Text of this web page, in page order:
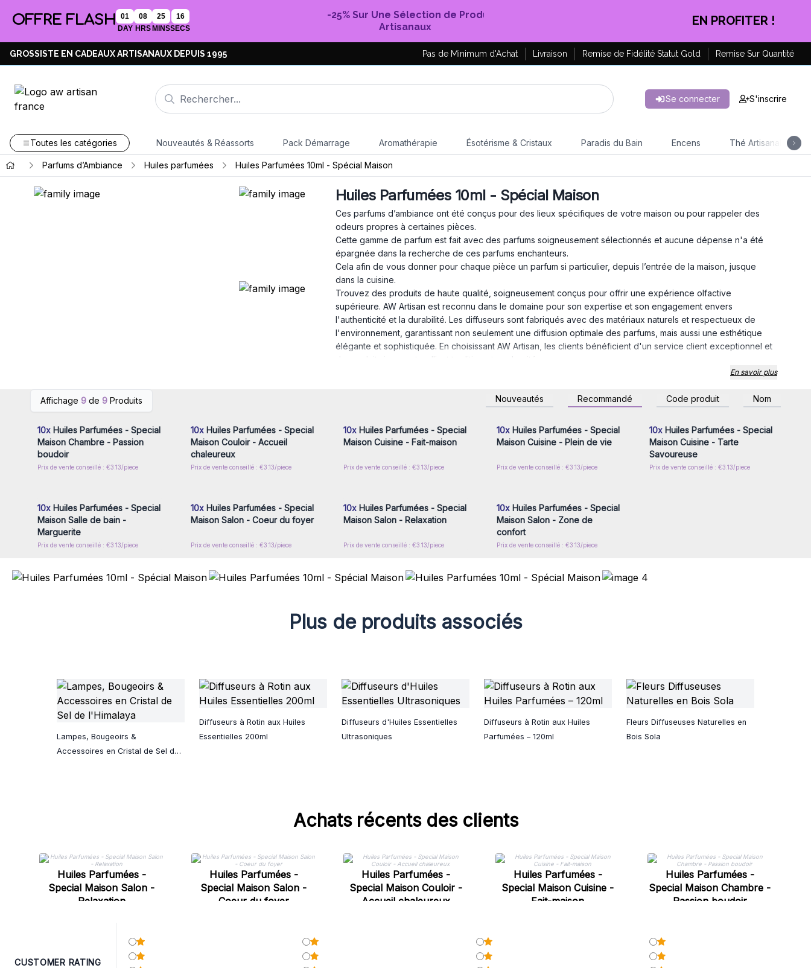
OFFRE FLASH
01
DAY
08
HRS
25
MINS
15
SECS
-25% Sur Une Sélection de Produits
Artisanaux
CLIQUEZ ICI
GROSSISTE EN CADEAUX ARTISANAUX DEPUIS 1995 Pas de Minimum d'Achat Livraison Remise de Fidélité Statut Gold Remise Sur Quantité
Se connecter S'inscrire
Toutes les catégories Nouveautés & Réassorts Pack Démarrage Aromathérapie Ésotérisme & Cristaux Paradis du Bain Encens Thé Artisanal
Parfums d’Ambiance Huiles parfumées Huiles Parfumées 10ml - Spécial Maison
Huiles Parfumées 10ml - Spécial Maison
Ces parfums d’ambiance ont été conçus pour des lieux spécifiques de votre maison ou pour rappeler des
odeurs propres à certaines pièces.
Cette gamme de parfum est fait avec des parfums soigneusement sélectionnés et aucune dépense n'a été
épargnée dans la recherche de ces parfums enchanteurs.
Cela afin de vous donner pour chaque pièce un parfum si particulier, depuis l’entrée de la maison, jusque
dans la cuisine.
Trouvez des produits de haute qualité, soigneusement conçus pour offrir une expérience olfactive
supérieure. AW Artisan est reconnu dans le domaine pour son expertise et son engagement envers
l'authenticité et la durabilité. Les diffuseurs sont fabriqués avec des matériaux naturels et respectueux de
l'environnement, garantissant non seulement une diffusion optimale des parfums, mais aussi une esthétique
élégante et sophistiquée. En choisissant AW Artisan, les clients bénéficient d'un service client exceptionnel et
de produits innovants, alliant tradition et modernité.
En savoir plus
Affichage 9 de 9 Produits Nouveautés Recommandé Code produit Nom
vous pour accéder aux prix de
gros
10x Huiles Parfumées - Special
Maison Chambre - Passion
boudoir
Prix de vente conseillé : €3.13/piece
10xHuiles Parfumées - Special
Maison Couloir - Accueil
chaleureux
Prix de vente conseillé : €3.13/piece
10x Huiles Parfumées - Special
Maison Cuisine - Fait-maison
Prix de vente conseillé : €3.13/piece
Connectez-vous ou inscrivez-
vous pour accéder aux prix de
gros
10xHuiles Parfumées - Special
Maison Cuisine - Plein de vie
Prix de vente conseillé : €3.13/piece
Connectez-vous ou inscrivez-
vous pour accéder aux prix de
gros
10x Huiles Parfumées - Special
Maison Cuisine - Tarte
Savoureuse
Prix de vente conseillé : €3.13/piece
Connectez-vous ou inscrivez-
10x Huiles Parfumées - Special
Maison Salle de bain -
Marguerite
Prix de vente conseillé : €3.13/piece
Connectez-vous ou inscrivez-
10xHuiles Parfumées - Special
Maison Salon - Coeur du foyer
Prix de vente conseillé : €3.13/piece
Connectez-vous ou inscrivez-
10x Huiles Parfumées - Special
Maison Salon - Relaxation
Prix de vente conseillé : €3.13/piece
Connectez-vous ou inscrivez-
10xHuiles Parfumées - Special
Maison Salon - Zone de
confort
Prix de vente conseillé : €3.13/piece
Plus de produits associés
Lampes, Bougeoirs &
Accessoires en Cristal de Sel de
Diffuseurs à Rotin aux Huiles
Essentielles 200ml
Diffuseurs d'Huiles Essentielles
Ultrasoniques
Diffuseurs à Rotin aux Huiles
Parfumées – 120ml
Fleurs Diffuseuses Naturelles en
Bois Sola
Achats récents des clients
Huiles Parfumées -
Special Maison Salon -
Relaxation
Huiles Parfumées -
Special Maison Salon -
Coeur du foyer
Huiles Parfumées -
Special Maison Couloir -
Accueil chaleureux
Huiles Parfumées -
Special Maison Cuisine -
Fait-maison
Huiles Parfumées -
Special Maison Chambre -
Passion boudoir
CUSTOMER RATING